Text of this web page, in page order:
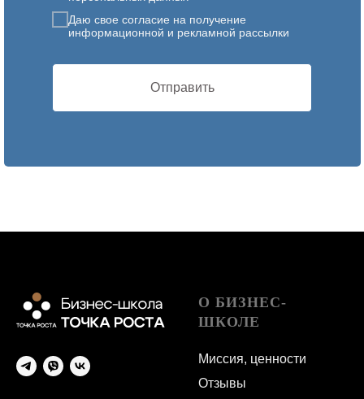
Даю свое согласие на получение
информационной и рекламной рассылки
Отправить
О БИЗНЕС-
ШКОЛЕ
Миссия, ценности
Отзывы